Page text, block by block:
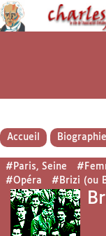
Accueil
#Paris, Seine
#Opéra
#Brizi (ou